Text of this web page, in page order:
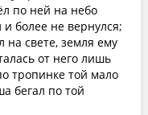
по ней на небо
более не вернулся;
свете, земля ему
от него лишь
тропинке той мало
бегал по той